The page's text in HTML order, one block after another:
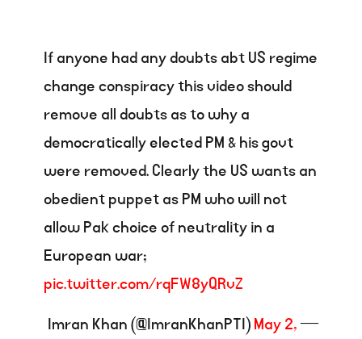
If anyone had any doubts abt US regime
change conspiracy this video should
remove all doubts as to why a
democratically elected PM & his govt
were removed. Clearly the US wants an
obedient puppet as PM who will not
allow Pak choice of neutrality in a
European war;
pic.twitter.com/rqFW8yQRvZ
— Imran Khan (@ImranKhanPTI)
May 2,